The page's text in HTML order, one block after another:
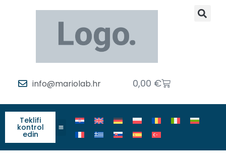
info@mariolab.hr 0,00 €
Teklifi
kontrol
edin